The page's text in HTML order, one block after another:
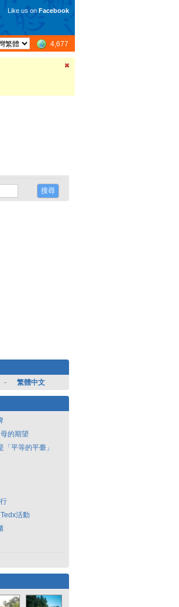
Like us on Facebook
4,677
- 繁體中文
的期望
平等的平臺」
活動